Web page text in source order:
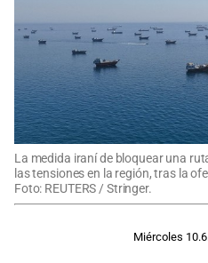
La medida iraní de bloquear una
las tensiones en la región, tras la
Foto: REUTERS / Stringer.
Miércoles